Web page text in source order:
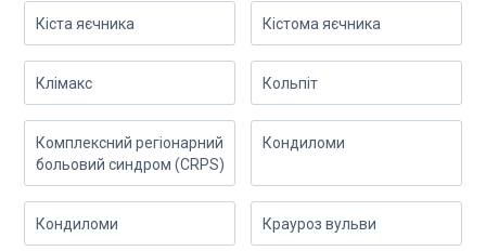
Кіста яєчника Кістома яєчника
Клімакс Кольпіт
Комплексний регіонарний
больовий синдром (CRPS)
Кондиломи
Кондиломи Крауроз вульви